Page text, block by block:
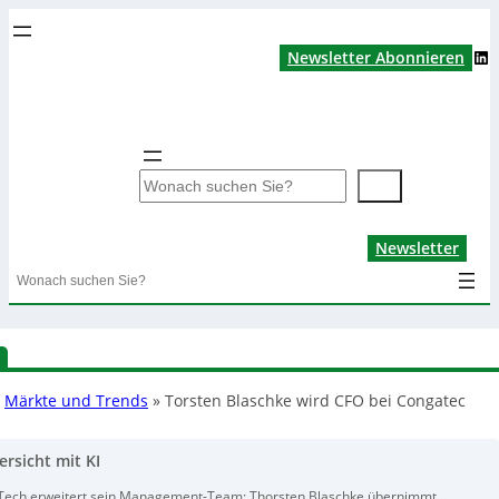
Newsletter Abonnieren LinkedIn
S
u
e
Newsletter
Search
Märkte und Trends » Torsten Blaschke wird CFO bei Congatec
mit KI